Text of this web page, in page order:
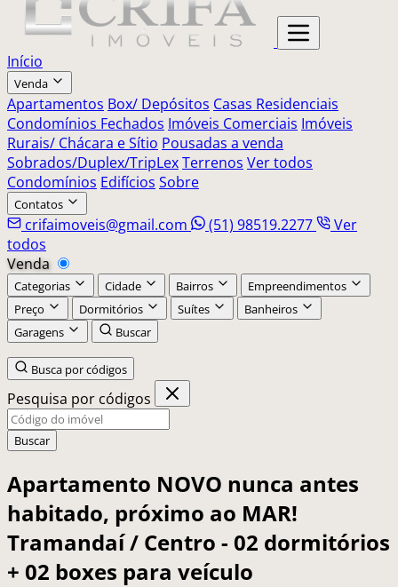
Início
Venda
Apartamentos Box/ Depósitos Casas Residenciais
Condomínios Fechados Imóveis Comerciais Imóveis
Rurais/ Chácara e Sítio Pousadas a venda
Sobrados/Duplex/TripLexTerrenos Ver todos
Condomínios Edifícios Sobre
Contatos
crifaimoveis@gmail.com (51) 98519.2277
Ver
todos
Venda
Categorias Cidade Bairros
Empreendimentos
Preço
Dormitórios Suítes
Banheiros
Garagens
Buscar
Busca por códigos
Pesquisa por códigos
Buscar
Apartamento NOVO nunca antes
habitado, próximo ao MAR!
Tramandaí / Centro - 02 dormitórios
+ 02 boxes para veículo